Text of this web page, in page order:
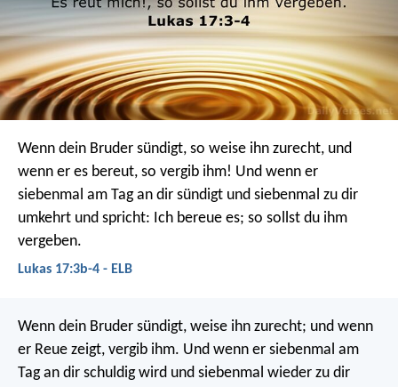
Wenn dein Bruder sündigt, so weise ihn zurecht, und
wenn er es bereut, so vergib ihm! Und wenn er
siebenmal am Tag an dir sündigt und siebenmal zu dir
umkehrt und spricht: Ich bereue es; so sollst du ihm
vergeben.
Lukas 17:3b-4 - ELB
Wenn dein Bruder sündigt, weise ihn zurecht; und wenn
er Reue zeigt, vergib ihm. Und wenn er siebenmal am
Tag an dir schuldig wird und siebenmal wieder zu dir